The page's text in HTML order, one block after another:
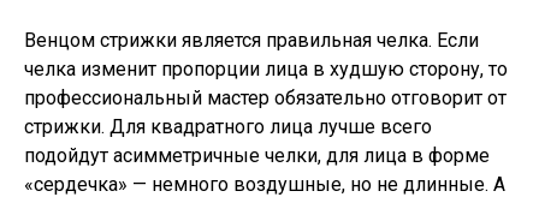
Венцом стрижки является правильная челка. Если
челка изменит пропорции лица в худшую сторону, то
профессиональный мастер обязательно отговорит от
стрижки. Для квадратного лица лучше всего
подойдут асимметричные челки, для лица в форме
«сердечка» — немного воздушные, но не длинные. А